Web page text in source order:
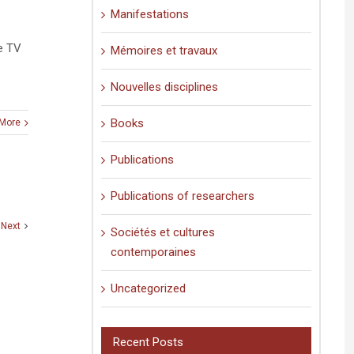
TV
Next
Manifestations
Mémoires et travaux
Nouvelles disciplines
Books
Publications
Publications of researchers
Sociétés et cultures
contemporaines
Uncategorized
Recent Posts